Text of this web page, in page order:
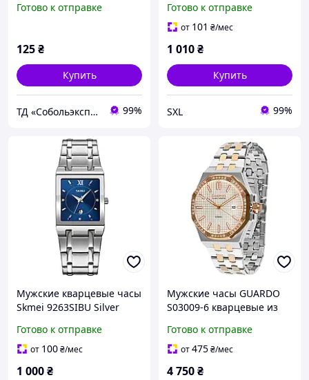
ежедневный, украинский
Готово к отправке
125₴
Купить
ТД «Собольэкспресс» 99%
42х22 мм стальной
браслет с календарем для
Готово к отправке
от 101 ₴/мес
1 010₴
Купить
SXL 99%
Мужские кварцевые часы
Skmei 9263SIBU Silver
сплава 29х41 мм с
календарем для
Готово к отправке
от 100₴/мес
1 000₴
Мужские часы GUARDO
S03009-6 кварцевые из
мм серебристые с
календарем для
Готово к отправке
от475₴/мес
4 750₴